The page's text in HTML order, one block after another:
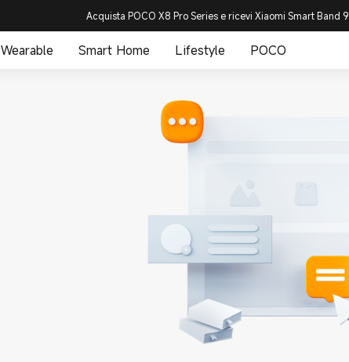
Acquista POCO X8 Pro Series e ricevi Xiaomi Smart Band
Wearable Smart Home Lifestyle POCO